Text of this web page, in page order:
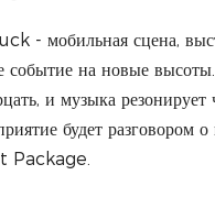
- мобильная сцена,
на новые высоты.
и музыка резонирует
будет разговором о
Package.